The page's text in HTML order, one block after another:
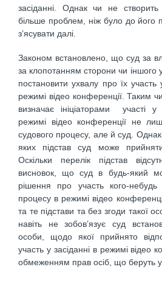
засіданні. Однак чи не
більше проблем, ніж було до його
з’ясувати далі.
Законом встановлено, що суд за
за клопотанням сторони чи іншого
постановити ухвалу про їх участь
режимі відео конференції. Таким
визначає ініціаторами участі у
режимі відео конференції не
судового процесу, але й суд.
яких підстав суд може прийняти
Оскільки перелік підстав
висновок, що суд в будь-який
рішення про участь кого-небудь
процесу в режимі відео
та те підстави та без згоди такої
навіть не зобов’язує суд
особи, щодо якої прийнято
участь у засіданні в режимі відео
обмеженням прав осіб, що беруть